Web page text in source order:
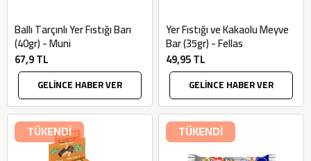
Ballı Tarçınlı Yer Fıstığı Barı
(40gr) - Muni
67,9 TL
GELİNCE HABER VER
Yer Fıstığı ve Kakaolu Meyve
Bar (35gr) - Fellas
49,95 TL
GELİNCE HABER VER
TÜKENDİ TÜKENDİ